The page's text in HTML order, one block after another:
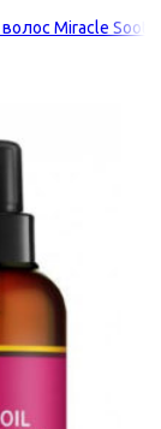
Miracle